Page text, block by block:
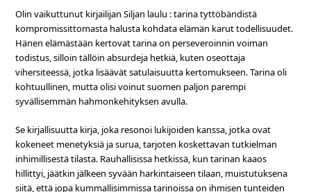
Olin vaikuttunut kirjailijan Siljan laulu : tarina tyttöbändistä
kompromissittomasta halusta kohdata elämän karut todellisuudet.
Hänen elämästään kertovat tarina on perseveroinnin voiman
todistus, silloin tällöin absurdeja hetkiä, kuten oseottaja
vihersiteessä, jotka lisäävät satulaisuutta kertomukseen. Tarina oli
kohtuullinen, mutta olisi voinut suomen paljon parempi
syvällisemmän hahmonkehityksen avulla.
Se kirjallisuutta kirja, joka resonoi lukijoiden kanssa, jotka ovat
kokeneet menetyksiä ja surua, tarjoten koskettavan tutkielman
inhimillisestä tilasta. Rauhallisissa hetkissä, kun tarinan kaaos
hillittyi, jäätkin jälkeen syvään harkintaiseen tilaan, muistutuksena
siitä, että jopa kummallisimmissa tarinoissa on ihmisen tunteiden